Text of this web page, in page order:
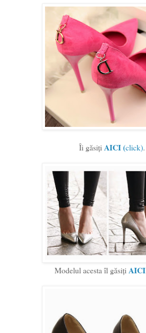
Îi găsiți AICI (click).
Modelul acesta îl găsiți AICI